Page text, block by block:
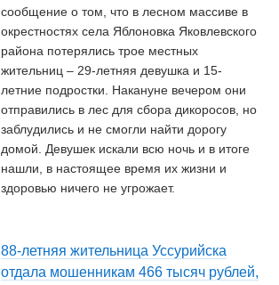
сообщение о том, что в лесном массиве в
окрестностях села Яблоновка Яковлевского
района потерялись трое местных
жительниц – 29-летняя девушка и 15-
летние подростки. Накануне вечером они
отправились в лес для сбора дикоросов, но
заблудились и не смогли найти дорогу
домой. Девушек искали всю ночь и в итоге
нашли, в настоящее время их жизни и
здоровью ничего не угрожает.
88-летняя жительница Уссурийска
отдала мошенникам 466 тысяч рублей,